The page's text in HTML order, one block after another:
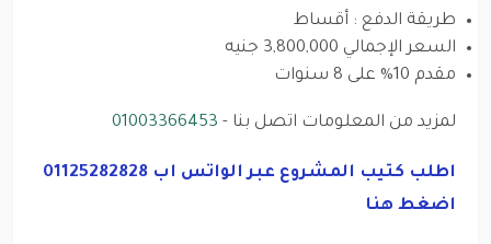
طريقة الدفع : أقساط
السعر الإجمالي 3,800,000 جنيه
مقدم 10% على 8 سنوات
لمزيد من المعلومات اتصل بنا - 01003366453
اطلب كتيب المشروع عبر الواتس اب 01125282828
اضغط هنا